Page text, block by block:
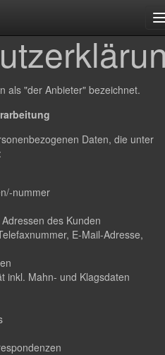
als "der Anbieter" bezeichnet.
Daten, die unter
nummer
des Kunden
E-Mail-Adresse,
inkl. Mahn- und Klagsdaten